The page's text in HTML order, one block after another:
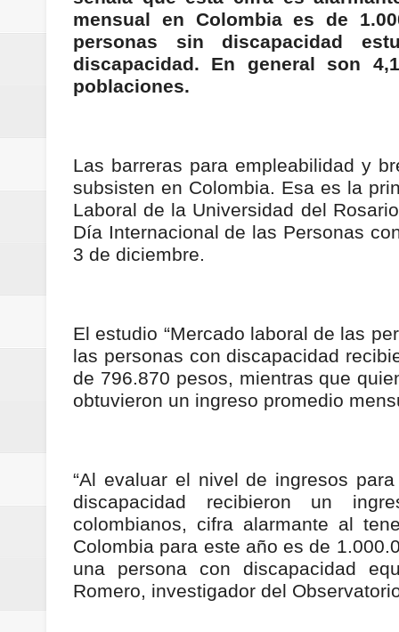
Regionetnoticias / Villarrica
Regionetnoticias / Alcaldía de
Regionetnoticias / Estas son las
Regionetnoticias / Gobernación
ecoeficientes en Marquetalia
terrestre para la posesión
Regionetnoticias / Las ayudas
ReGioNetNoticias /
ReGionetNoticias /
acciones que impactan a más
ReGioNetNoticias- MEDELLIN
excedió límites de emisión de
mensual en Colombia es de
personas sin discapacidad
discapacidad. En general son
poblaciones.
Las barreras para empleabilidad y
subsisten en Colombia. Esa es la
Laboral de la Universidad del
Día Internacional de las Personas
3 de diciembre.
El estudio “Mercado laboral de las
las personas con discapacidad
de 796.870 pesos, mientras que
obtuvieron un ingreso promedio
“Al evaluar el nivel de ingresos
discapacidad recibieron un
colombianos, cifra alarmante al
Colombia para este año es de
una persona con discapacidad
Romero, investigador del